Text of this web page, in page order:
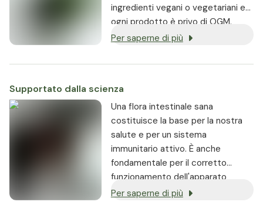
ingredienti vegani o vegetariani e
ogni prodotto è privo di OGM.
Per saperne di più
Supportato dalla scienza
Una flora intestinale sana
costituisce la base per la nostra
salute e per un sistema
immunitario attivo. È anche
fondamentale per il corretto
funzionamento dell'apparato
digerente e per il benessere
Per saperne di più